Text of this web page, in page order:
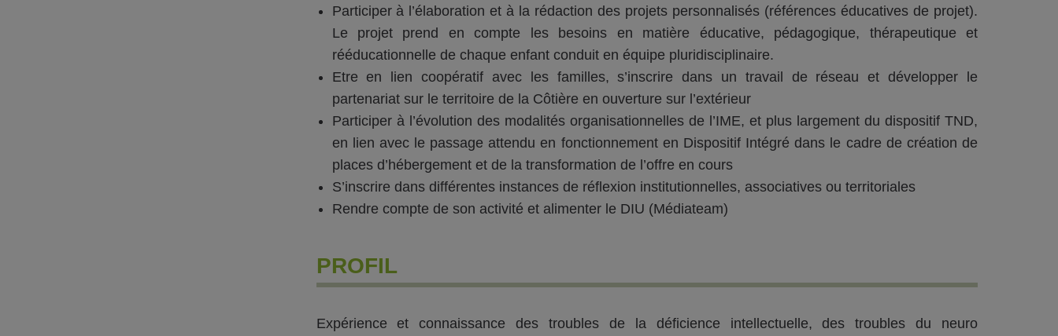
Participer à l’élaboration et à la rédaction des projets personnalisés (références éducatives de projet).
Le projet prend en compte les besoins en matière éducative, pédagogique, thérapeutique et
rééducationnelle de chaque enfant conduit en équipe pluridisciplinaire.
Etre en lien coopératif avec les familles, s’inscrire dans un travail de réseau et développer le
partenariat sur le territoire de la Côtière en ouverture sur l’extérieur
Participer à l’évolution des modalités organisationnelles de l’IME, et plus largement du dispositif TND,
en lien avec le passage attendu en fonctionnement en Dispositif Intégré dans le cadre de création de
places d’hébergement et de la transformation de l’offre en cours
S’inscrire dans différentes instances de réflexion institutionnelles, associatives ou territoriales
Rendre compte de son activité et alimenter le DIU (Médiateam)
PROFIL
Expérience et connaissance des troubles de la déficience intellectuelle, des troubles du neuro